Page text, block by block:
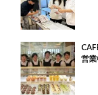
営業